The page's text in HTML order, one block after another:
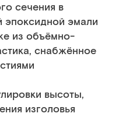
сечения в
эмали
из объёмно-
снабжённое
высоты,
изголовья